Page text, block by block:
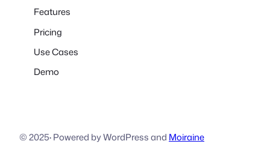
Features
Pricing
Use Cases
Demo
© 2025·Powered by WordPress and Moiraine